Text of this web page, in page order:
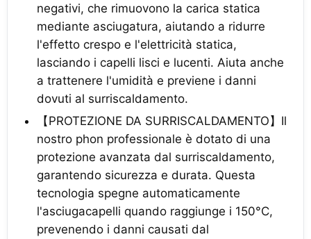
negativi, che rimuovono la carica statica
mediante asciugatura, aiutando a ridurre
l'effetto crespo e l'elettricità statica,
lasciando i capelli lisci e lucenti. Aiuta anche
a trattenere l'umidità e previene i danni
dovuti al surriscaldamento.
【PROTEZIONE DA SURRISCALDAMENTO】Il
nostro phon professionale è dotato di una
protezione avanzata dal surriscaldamento,
garantendo sicurezza e durata. Questa
tecnologia spegne automaticamente
l'asciugacapelli quando raggiunge i 150°C,
prevenendo i danni causati dal